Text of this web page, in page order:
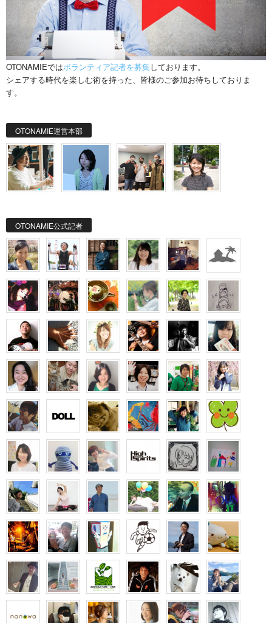
OTONAMIEではボランティア記者を募集しております。
シェアする時代を楽しむ術を持った、皆様のご参加お待ちしておりま
す。
OTONAMIE運営本部
OTONAMIE公式記者